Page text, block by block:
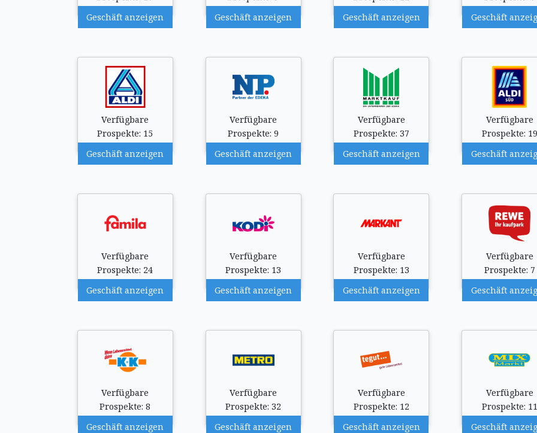
Geschäft anzeigen
Geschäft anzeigen
Geschäft anzeigen
Geschäft
Verfügbare
Prospekte: 15
Geschäft anzeigen
Verfügbare
Prospekte: 9
Geschäft anzeigen
Verfügbare
Prospekte: 37
Geschäft anzeigen
Verfügbare
Prospekte: 19
Geschäft
Verfügbare
Prospekte: 24
Geschäft anzeigen
Verfügbare
Prospekte: 13
Geschäft anzeigen
Verfügbare
Prospekte: 13
Geschäft anzeigen
Verfügbare
Prospekte: 7
Geschäft
Verfügbare
Prospekte: 8
Geschäft anzeigen
Verfügbare
Prospekte: 32
Geschäft anzeigen
Verfügbare
Prospekte: 12
Geschäft anzeigen
Verfügbare
Prospekte: 11
Geschäft